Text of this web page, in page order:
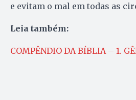
e evitam o mal em todas as
Leia também:
COMPÊNDIO DA BÍBLIA – 1.